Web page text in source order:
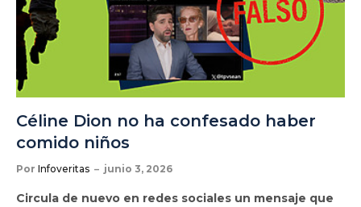
Céline Dion no ha confesado haber
comido niños
Por Infoveritas junio 3, 2026
Circula de nuevo en redes sociales un mensaje que